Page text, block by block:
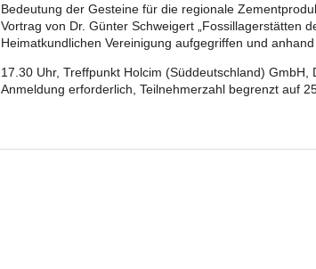
Bedeutung der Gesteine für die regionale
Vortrag von Dr. Günter Schweigert „Fossillagerstätten
Heimatkundlichen Vereinigung aufgegriffen und
17.30 Uhr, Treffpunkt Holcim (Süddeutschland)
Anmeldung erforderlich, Teilnehmerzahl begrenzt auf